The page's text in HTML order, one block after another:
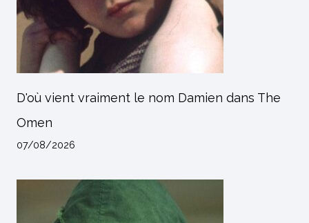
D'où vient vraiment le nom Damien dans The
Omen
07/08/2026